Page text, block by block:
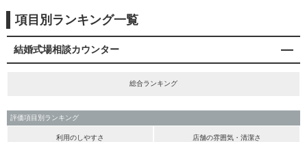
項目別ランキング一覧
結婚式場相談カウンター
総合ランキング
評価項目別ランキング
利用のしやすさ 店舗の雰囲気・清潔さ